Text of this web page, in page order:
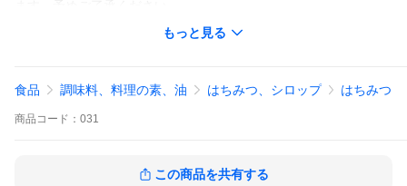
もっと見る
食品 調味料、料理の素、油 はちみつ、シロップ はちみつ
商品 コード： 031
この商品を共有する